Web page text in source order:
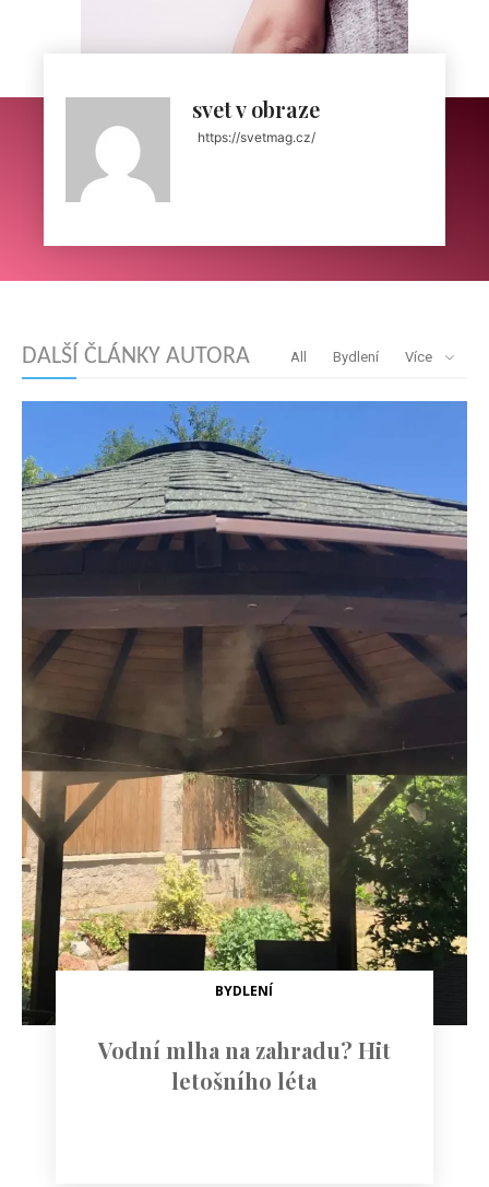
svet v obraze
https://svetmag.cz/
DALŠÍ ČLÁNKY AUTORA All Bydlení Více
BYDLENÍ
Vodní mlha na zahradu? Hit
letošního léta